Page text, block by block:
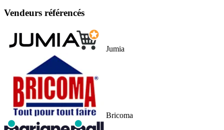
Vendeurs référencés
Jumia
Bricoma